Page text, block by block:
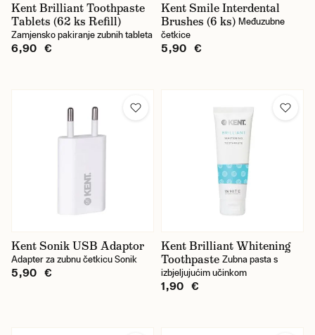
Kent Brilliant Toothpaste
Tablets (62 ks Refill)
Zamjensko pakiranje zubnih tableta
6,90 €
Kent Smile Interdental
Brushes (6 ks) Međuzubne
četkice
5,90 €
Kent Sonik USB Adaptor
Adapter za zubnu četkicu Sonik
5,90 €
Kent Brilliant Whitening
Toothpaste Zubna pasta s
izbjeljujućim učinkom
1,90 €